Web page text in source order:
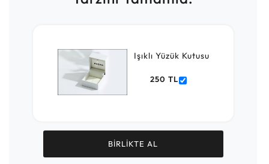
Işıklı Yüzük Kutusu
250 TL
BİRLİKTE AL